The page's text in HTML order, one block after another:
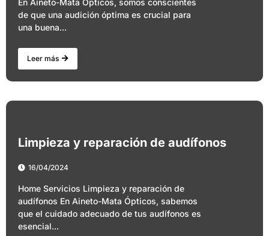
En Aineto-Mata Ópticos, somos conscientes
de que una audición óptima es crucial para
una buena...
Leer más
Limpieza y reparación de audífonos
16/04/2024
Home Servicios Limpieza y reparación de
audífonos En Aineto-Mata Ópticos, sabemos
que el cuidado adecuado de tus audífonos es
esencial...